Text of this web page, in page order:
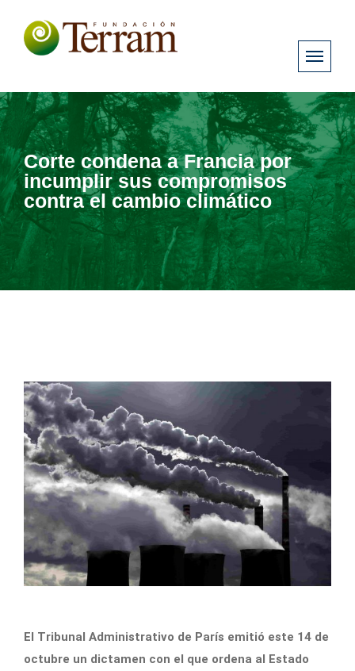
Corte condena a Francia por
incumplir sus compromisos
contra el cambio climático
El Tribunal Administrativo de París emitió este 14 de
octubre un dictamen con el que ordena al Estado